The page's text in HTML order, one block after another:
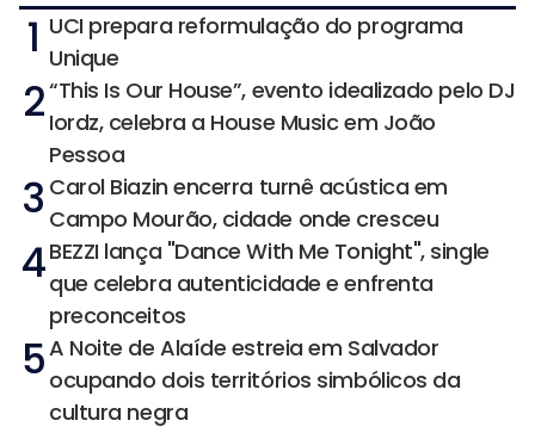
1 UCI prepara reformulação do programa
Unique
2“This Is Our House”, evento idealizado pelo DJ
Iordz, celebra a House Music em João
Pessoa
3 Carol Biazin encerra turnê acústica em
Campo Mourão, cidade onde cresceu
4BEZZI lança "Dance With Me Tonight", single
que celebra autenticidade e enfrenta
preconceitos
5A Noite de Alaíde estreia em Salvador
ocupando dois territórios simbólicos da
cultura negra